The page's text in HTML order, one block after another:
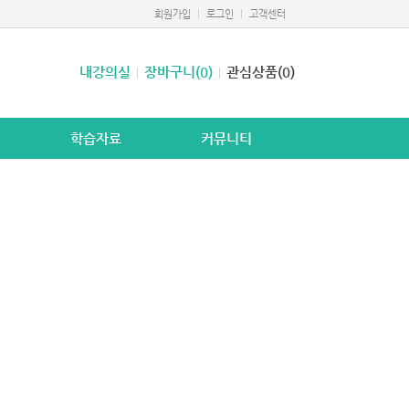
회원가입 로그인 고객센터
내강의실 장바구니(0) 관심상품(0)
학습자료 커뮤니티